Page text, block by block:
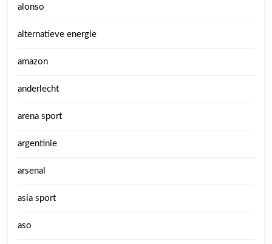
alonso
alternatieve energie
amazon
anderlecht
arena sport
argentinie
arsenal
asia sport
aso